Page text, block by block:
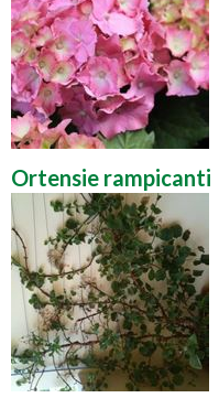
Ortensie rampicanti